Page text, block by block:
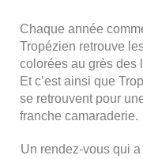
Chaque année
Tropézien retrouve
colorées au grès des
Et c’est ainsi que
se retrouvent pour
franche camaraderie.
Un rendez-vous qui